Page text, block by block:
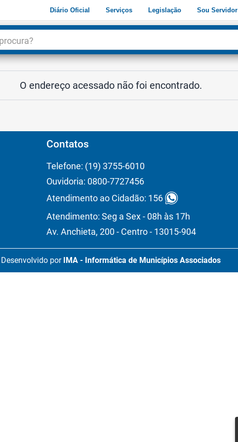
Diário Oficial Serviços Legislação Sou Servidor
O endereço acessado não foi encontrado.
Contatos
Telefone: (19) 3755-6010
Ouvidoria: 0800-7727456
Atendimento ao Cidadão: 156
Atendimento: Seg a Sex - 08h às 17h
Av. Anchieta, 200 - Centro - 13015-904
Desenvolvido por IMA - Informática de Municípios Associados